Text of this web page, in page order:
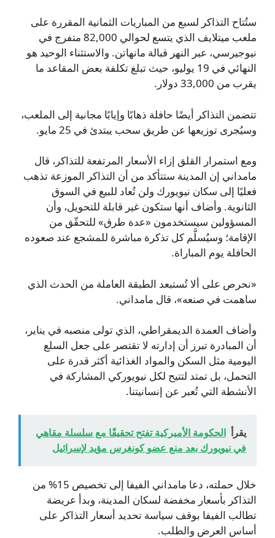
ستُتاح التذاكر لسبع من المباريات الثمانية المقررة على
ملعب ميتلايف الذي يتسع لحوالي 82,000 متفرج في
نيوجيرسي، عبر النهر قبالة مانهاتن. والاستثناء الوحيد هو
النهائي في 19 يوليو، حيث تبلغ تكلفة بعض المقاعد ما
يقرب من 33,000 دولار.
تتضمن التذاكر أيضًا حافلة ذهابًا وإيابًا مجانية إلى الملعب،
وسيُجرى توزيعها عن طريق سحب يبتدئ في 25 مايو.
ومع استمرار القلق إزاء الأسعار المرتفعة للتذاكر، قال
مامداني إن المدينة ستتأكد من أن التذاكر الموزعة تذهب
فعليًا إلى سكان نيويورك ولن تُعاد للبيع في السوق
الثانوية. وأضاف أنها ستكون غير قابلة للتحويل، وأن
المسؤولين سيستخدمون «عدة طرق» للتحقّق من
الإقامة؛ وسيُسلَّم كل تذكرة مباشرة للمشجع عند صعوده
الحافلة يوم المباراة.
«نحرص على ألا تُستبعد الطبقة العاملة من الحدث الذي
ساهمت في صنعه»، قال مامداني.
وأضاف العمدة الديمقراطي، الذي تولى منصبه في يناير،
أن المبادرة تبرز أن إدارته لا تقتصر على جعل السلع
اليومية مثل السكن والمواد الغذائية أكثر قدرة على
التحمل، بل تمتد لتتيح لكل نيويوركي المشاركة في
الأنشطة التي تُعبر عن إنسانيتنا.
يقرأ الحكومة الأميركية تفتح تحقيقًا مع سلسلة مقاهي
في نيويورك بعد منع عضو كونغرس مؤيد لإسرائيل
خلال حملته، دعا مامداني الفيفا إلى تخصيص 15% من
التذاكر بأسعار مخفضة لسكان المدينة، وبدأ عريضة
تطالب الفيفا بوقف سياسة تحديد أسعار التذاكر على
أساس العرض والطلب.